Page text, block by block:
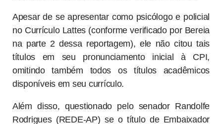
Apesar de se apresentar como psicólogo e policial
no Currículo Lattes (conforme verificado por Bereia
na parte 2 dessa reportagem), ele não citou tais
títulos em seu pronunciamento inicial à CPI,
omitindo também todos os títulos acadêmicos
disponíveis em seu currículo.
Além disso, questionado pelo senador Randolfe
Rodrigues (REDE-AP) se o título de Embaixador